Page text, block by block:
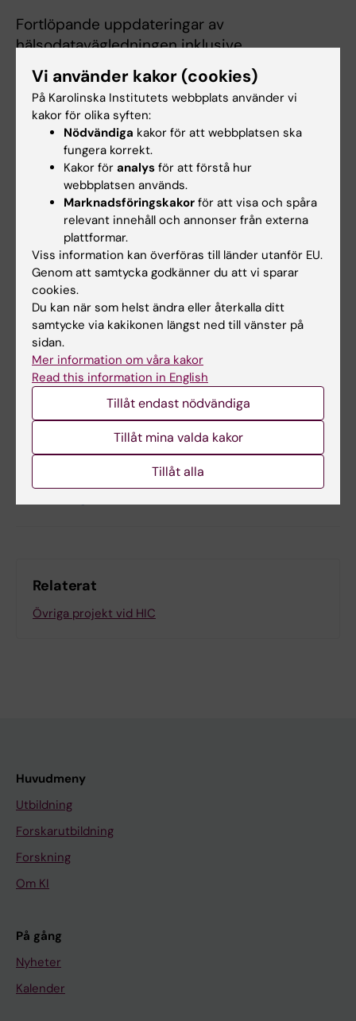
Fortlöpande uppdateringar av
hälsodatavägledningen inklusive
beskrivningen av ekosystemet av hälsodata
planeras under både den initiala fasen och
sedan fortsatta förloppet av projektets gång.
Projektledare och kontaktperson vid HIC
Rikard Lövström
Projekttid
20221031-20221231
Hade du nytta av informationen på denna sida?
Yes
No
Rikard Lövström
Redaktör:Marie Lind
2025-09-16
Relaterat
Övriga projekt vid HIC
Huvudmeny
Utbildning
Forskarutbildning
Forskning
Om KI
På gång
Nyheter
Kalender
Vi använder kakor (cookies)
På Karolinska Institutets webbplats använder vi
kakor för olika syften:
Nödvändiga kakor för att webbplatsen ska
fungera korrekt.
Kakor för analys för att förstå hur
webbplatsen används.
Marknadsföringskakor för att visa och spåra
relevant innehåll och annonser från externa
plattformar.
Viss information kan överföras till länder utanför EU.
Genom att samtycka godkänner du att vi sparar
cookies.
Du kan när som helst ändra eller återkalla ditt
samtycke via kakikonen längst ned till vänster på
sidan.
Mer information om våra kakor
Read this information in English
Tillåt endast nödvändiga
Tillåt mina valda kakor
Tillåt alla